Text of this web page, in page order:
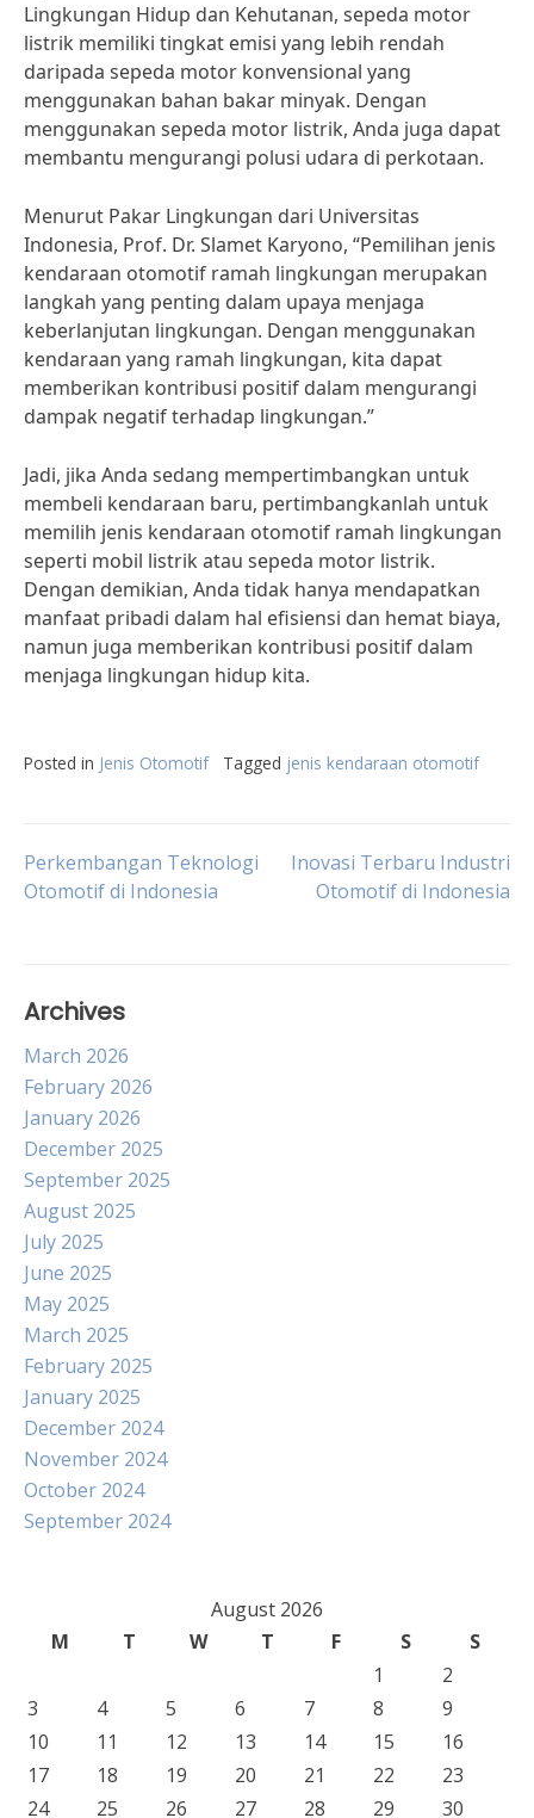
Lingkungan Hidup dan Kehutanan, sepeda motor
listrik memiliki tingkat emisi yang lebih rendah
daripada sepeda motor konvensional yang
menggunakan bahan bakar minyak. Dengan
menggunakan sepeda motor listrik, Anda juga dapat
membantu mengurangi polusi udara di perkotaan.
Menurut Pakar Lingkungan dari Universitas
Indonesia, Prof. Dr. Slamet Karyono, “Pemilihan jenis
kendaraan otomotif ramah lingkungan merupakan
langkah yang penting dalam upaya menjaga
keberlanjutan lingkungan. Dengan menggunakan
kendaraan yang ramah lingkungan, kita dapat
memberikan kontribusi positif dalam mengurangi
dampak negatif terhadap lingkungan.”
Jadi, jika Anda sedang mempertimbangkan untuk
membeli kendaraan baru, pertimbangkanlah untuk
memilih jenis kendaraan otomotif ramah lingkungan
seperti mobil listrik atau sepeda motor listrik.
Dengan demikian, Anda tidak hanya mendapatkan
manfaat pribadi dalam hal efisiensi dan hemat biaya,
namun juga memberikan kontribusi positif dalam
menjaga lingkungan hidup kita.
Posted in Jenis Otomotif Tagged jenis kendaraan otomotif
Post
Perkembangan Teknologi
Otomotif di Indonesia
Inovasi Terbaru Industri
Otomotif di Indonesia
Archives
March 2026
February 2026
January 2026
December 2025
September 2025
August 2025
July 2025
June 2025
May 2025
March 2025
February 2025
January 2025
December 2024
November 2024
October 2024
September 2024
August 2026
M
T W T F S
S
1
2
3
4 5 6 7 8
9
10
11 12 13 14 15
16
17
18 19 20 21 22
23
24
25 26 27 28 29 30